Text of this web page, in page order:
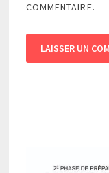
COMMENTAIRE.